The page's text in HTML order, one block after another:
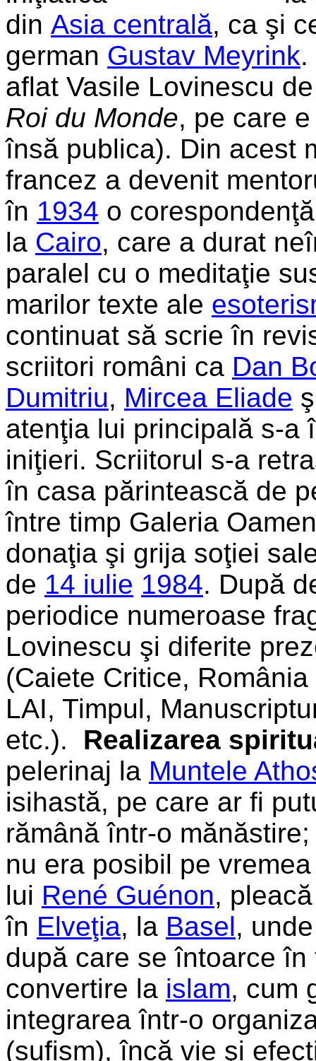
din Asia centrală, ca şi
german Gustav Meyrink
aflat Vasile Lovinescu
Roi du Monde, pe care
însă publica). Din acest
francez a devenit
în 1934 o
la Cairo, care a durat
paralel cu o meditaţie
marilor texte ale
continuat să scrie în
scriitori români ca Dan
Dumitriu, Mircea Eliade
atenţia lui principală s-a
iniţieri. Scriitorul s-a
în casa părintească de
între timp Galeria
donaţia şi grija soţiei
de 14 iulie 1984. După
periodice numeroase
Lovinescu şi diferite
(Caiete Critice,
LAI, Timpul,
etc.).
Realizarea
pelerinaj la Muntele
isihastă, pe care ar fi
rămână într-o
nu era posibil pe
lui René Guénon,
în Elveţia, la Basel,
după care se întoarce
convertire la islam, cum
integrarea într-o
(sufism), încă vie şi